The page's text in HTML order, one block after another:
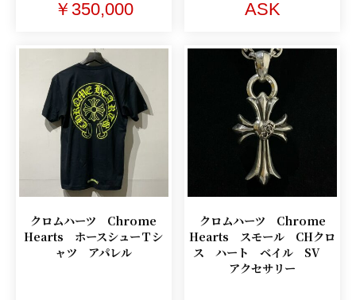
￥350,000 ASK
クロムハーツ Chrome
Hearts ホースシューＴシ
ャツ アパレル
クロムハーツ Chrome
Hearts スモール CHクロ
ス ハート ベイル SV
アクセサリー